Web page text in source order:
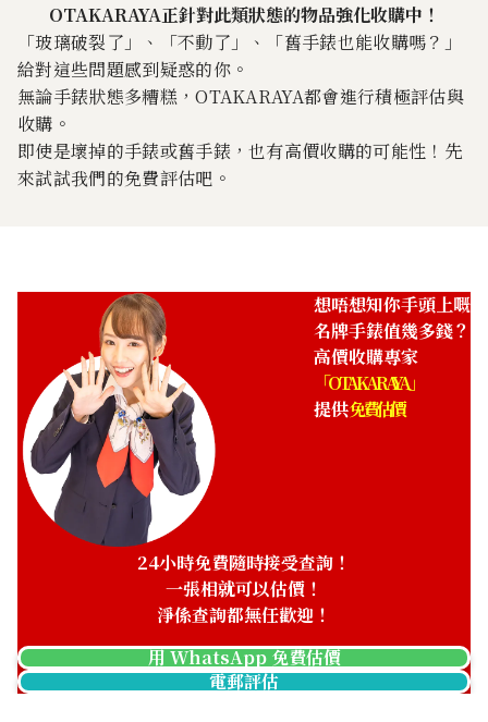
金屬部件有鏽跡。
錶扣或錶帶上的扣具有刮
痕。
錶圈鬆動
錶圈鬆脫或容易脫落。
表耳金屬剝落
表耳的金屬部分剝落。
金屬錶帶鬆垮
金屬錶帶變形或鬆垮。
OTAKARAYA正針對此類狀態的物品強化收購中！
「玻璃破裂了」、「不動了」、「舊手錶也能收購嗎？」
給對這些問題感到疑惑的你。
無論手錶狀態多糟糕，OTAKARAYA都會進行積極評估與
收購。
即使是壞掉的手錶或舊手錶，也有高價收購的可能性！先
來試試我們的免費評估吧。
想唔想知你手頭上嘅
名牌手錶值幾多錢？
高價收購專家
「OTAKARAYA」
提供免費估價
24小時免費隨時接受查詢！
一張相就可以估價！
淨係查詢都無任歡迎！
用 WhatsApp 免費估價
電郵評估